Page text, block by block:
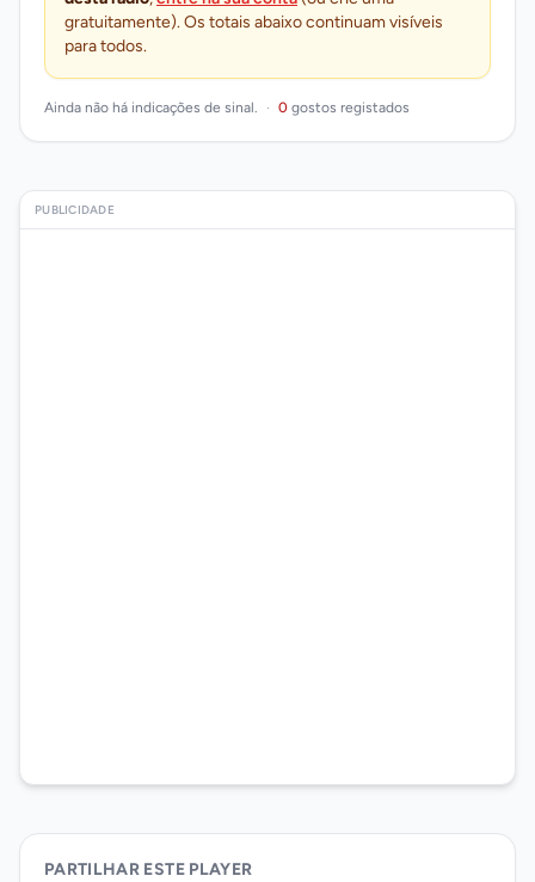
gratuitamente). Os totais abaixo continuam visíveis
para todos.
Ainda não há indicações de sinal. · 0 gostos registados
PUBLICIDADE
PARTILHAR ESTE PLAYER